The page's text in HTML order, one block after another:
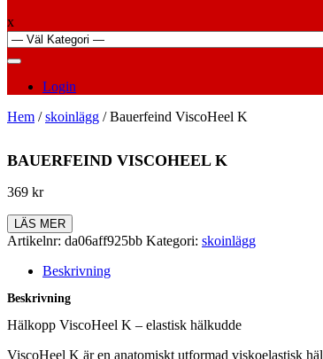
x
Login
Hem /skoinlägg / Bauerfeind ViscoHeel K
BAUERFEIND VISCOHEEL K
369 kr
LÄS MER
Artikelnr: da06aff925bb Kategori: skoinlägg
Beskrivning
Beskrivning
Hälkopp ViscoHeel K – elastisk hälkudde
ViscoHeel K är en anatomiskt utformad viskoelastisk